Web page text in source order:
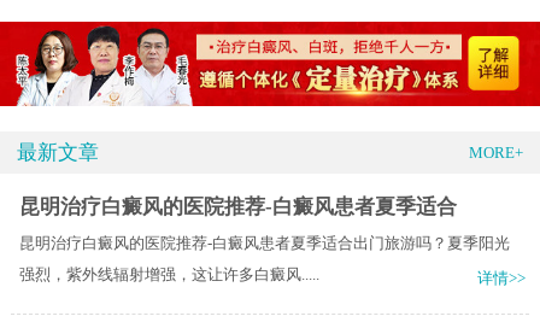
最新文章 MORE+
昆明治疗白癜风的医院推荐-白癜风患者夏季适合
昆明治疗白癜风的医院推荐-白癜风患者夏季适合出门旅游吗？夏季阳光
强烈，紫外线辐射增强，这让许多白癜风.....
详情>>